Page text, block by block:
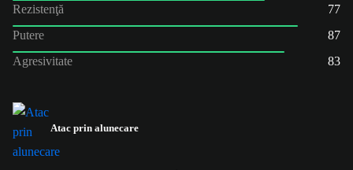
Rezistenţă
77
Putere
87
Agresivitate
83
Atac prin alunecare